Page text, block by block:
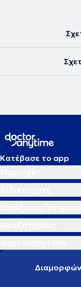
Κατέβασε το app